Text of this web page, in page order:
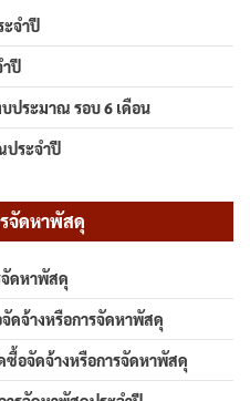
จำปี
ปี
ประมาณ รอบ 6 เดือน
ประจำปี
จัดหาพัสดุ
จัดหาพัสดุ
ดจ้างหรือการจัดหาพัสดุ
ซื้อจัดจ้างหรือการจัดหาพัสดุ